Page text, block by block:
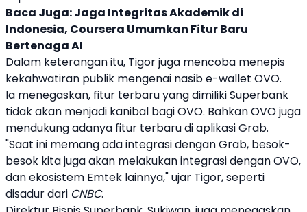
Baca Juga:Jaga Integritas Akademik di
Indonesia, Coursera Umumkan Fitur Baru
Bertenaga AI
Dalam keterangan itu, Tigor juga mencoba menepis
kekahwatiran publik mengenai nasib e-wallet OVO.
Ia menegaskan, fitur terbaru yang dimilikiSuperbank
tidak akan menjadi kanibal bagi OVO. Bahkan OVO juga
mendukung adanya fitur terbaru di aplikasiGrab.
"Saat ini memang ada integrasi denganGrab, besok-
besok kita juga akan melakukan integrasi dengan OVO,
dan ekosistem Emtek lainnya," ujar Tigor, seperti
disadur dari CNBC.